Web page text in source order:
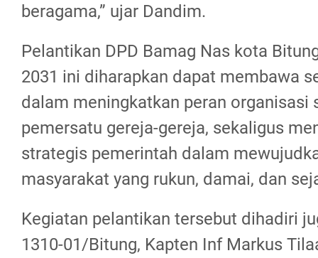
beragama,” ujar Dandim.
Pelantikan DPD Bamag Nas kota
2031 ini diharapkan dapat membawa
dalam meningkatkan peran organisasi
pemersatu gereja-gereja, sekaligus
strategis pemerintah dalam
masyarakat yang rukun, damai, dan
Kegiatan pelantikan tersebut dihadiri
1310-01/Bitung, Kapten Inf Markus